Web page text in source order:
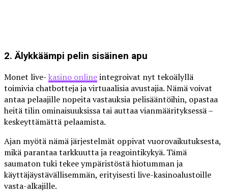
2. Älykkäämpi pelin sisäinen apu
Monet live-kasino onlineintegroivat nyt tekoälyllä
toimivia chatbotteja ja virtuaalisia avustajia. Nämä voivat
antaa pelaajille nopeita vastauksia pelisääntöihin, opastaa
heitä tilin ominaisuuksissa tai auttaa vianmäärityksessä –
keskeyttämättä pelaamista.
Ajan myötä nämä järjestelmät oppivat vuorovaikutuksesta,
mikä parantaa tarkkuutta ja reagointikykyä. Tämä
saumaton tuki tekee ympäristöstä hiotumman ja
käyttäjäystävällisemmän, erityisesti live-kasinoalustoille
vasta-alkajille.